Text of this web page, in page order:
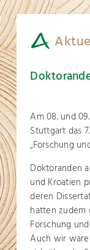
Am 08. und
Stuttgart das
„Forschung
Doktoranden
und Kroatien
deren
hatten zudem
Forschung
Auch wir